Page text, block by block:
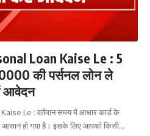
Loan Kaise Le : 5
की पर्सनल लोन ले
आवेदन
Le : वर्तमान समय में आधार कार्ड के
आसान हो गया है। इसके लिए आपको किसी…